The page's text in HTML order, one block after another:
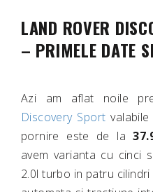
LAND ROVER
– PRIMELE DATE
Azi am aflat noile
Discovery Sport
pornire este de la
avem varianta cu cinci
2.0l turbo in patru